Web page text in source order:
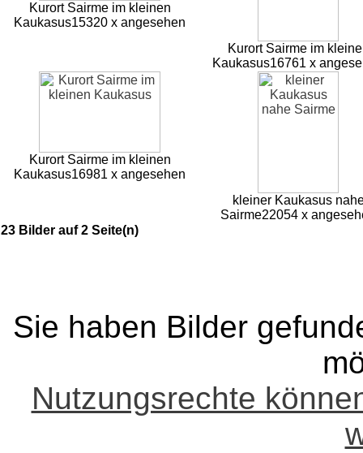
Kurort Sairme im kleinen
Kaukasus15320 x angesehen
Kurort Sairme im
Kaukasus16761 x
Kurort Sairme im kleinen
Kaukasus16981 x angesehen
kleiner Kaukasus
Sairme22054 x
23 Bilder auf 2 Seite(n)
Sie haben Bilder
Nutzungsrechte